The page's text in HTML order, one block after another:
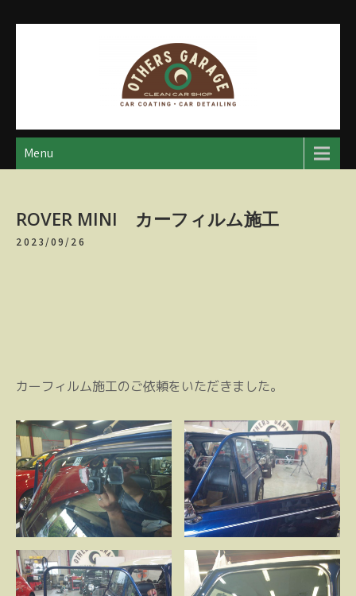
アザースガレージ
【神奈川・厚木・愛川】カーメンテナンス
Menu
ROVER MINI カーフィルム施工
2023/09/26
カーフィルム施工のご依頼をいただきました。